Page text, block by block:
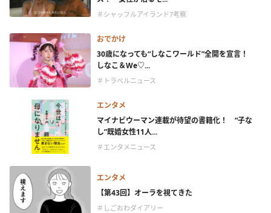
＃シャッフルアイランド7考察
おでかけ
30歳になっても“しなこワールド”全開を宣言！
しなこ＆We♡...
＃トラベルニュース
エンタメ
マイナビウーマン連載が待望の書籍化！ “子な
し”既婚女性11人...
＃エンタメニュース
エンタメ
【第43回】オーラを視てきた
＃しごおわダイアリー